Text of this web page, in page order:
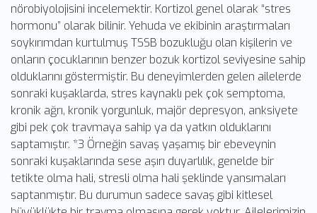
nörobiyolojisini incelemektir. Kortizol genel olarak “stres
hormonu” olarak bilinir. Yehuda ve ekibinin araştırmaları
soykırımdan kurtulmuş TSSB bozukluğu olan kişilerin ve
onların çocuklarının benzer bozuk kortizol seviyesine sahip
olduklarını göstermiştir. Bu deneyimlerden gelen ailelerde
sonraki kuşaklarda, stres kaynaklı pek çok semptoma,
kronik ağrı, kronik yorgunluk, majör depresyon, anksiyete
gibi pek çok travmaya sahip ya da yatkın olduklarını
saptamıştır. *3 Örneğin savaş yaşamış bir ebeveynin
sonraki kuşaklarında sese aşırı duyarlılık, genelde bir
tetikte olma hali, stresli olma hali şeklinde yansımaları
saptanmıştır. Bu durumun sadece savaş gibi kitlesel